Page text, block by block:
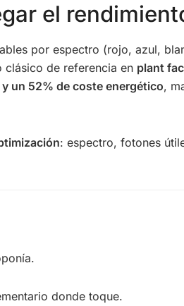
el
por espectro (rojo, azul,
clásico de referencia en plant
un 52% de coste energético,
: espectro, fotones
donde toque.